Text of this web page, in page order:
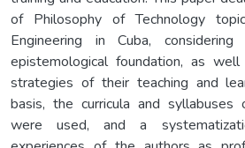
of Philosophy of Technology
Engineering in Cuba,
epistemological foundation, as
strategies of their teaching and
basis, the curricula and syllabuses
were used, and a